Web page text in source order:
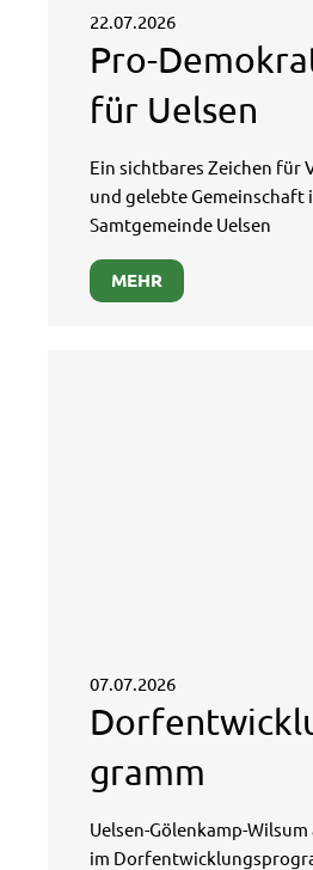
22.07.2026
Pro-
für Uelsen
Ein sichtbares Zeichen für
und gelebte Gemeinschaft
Samtgemeinde Uelsen
MEHR
07.07.2026
gramm
Uelsen-Gölenkamp-
im